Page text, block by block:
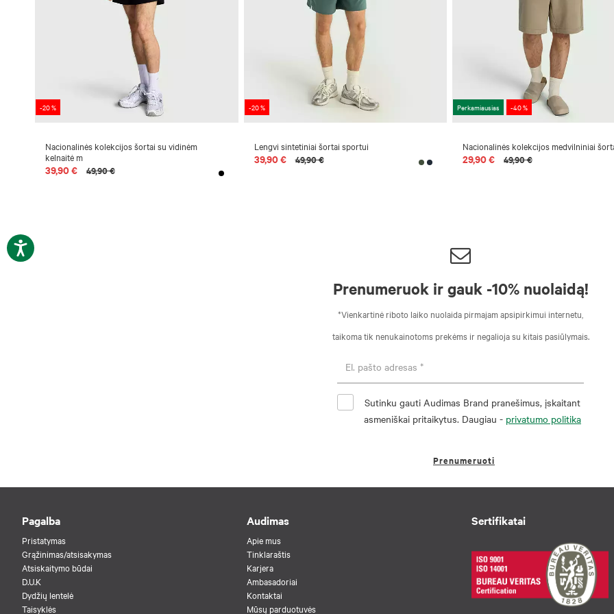
-20 %
Nacionalinės kolekcijos šortai su vidinėm
kelnaitė m
39,90 € 49,90 €
-20 %
Lengvi sintetiniai šortai sportui
39,90 € 49,90 €
Perkamiausias -40 %
Nacionalinės kolekcijos medvilniniai
29,90 € 49,90 €
Prenumeruok ir gauk -10% nuolaidą!
*Vienkartinė riboto laiko nuolaida pirmajam apsipirkimui internetu,
taikoma tik nenukainotoms prekėms ir negalioja su kitais pasiūlymais.
Sutinku gauti Audimas Brand pranešimus, įskaitant
asmeniškai pritaikytus. Daugiau - privatumo politika
Prenumeruoti
Pagalba
Pristatymas
Grąžinimas/atsisakymas
Atsiskaitymo būdai
D.U.K
Dydžių lentelė
Taisyklės
Audimas
Apie mus
Tinklaraštis
Karjera
Ambasadoriai
Kontaktai
Mūsų parduotuvės
Sertifikatai